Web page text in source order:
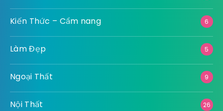
Kiến Thức – Cẩm nang 6
Làm Đẹp 5
Ngoại Thất 9
Nội Thất 26